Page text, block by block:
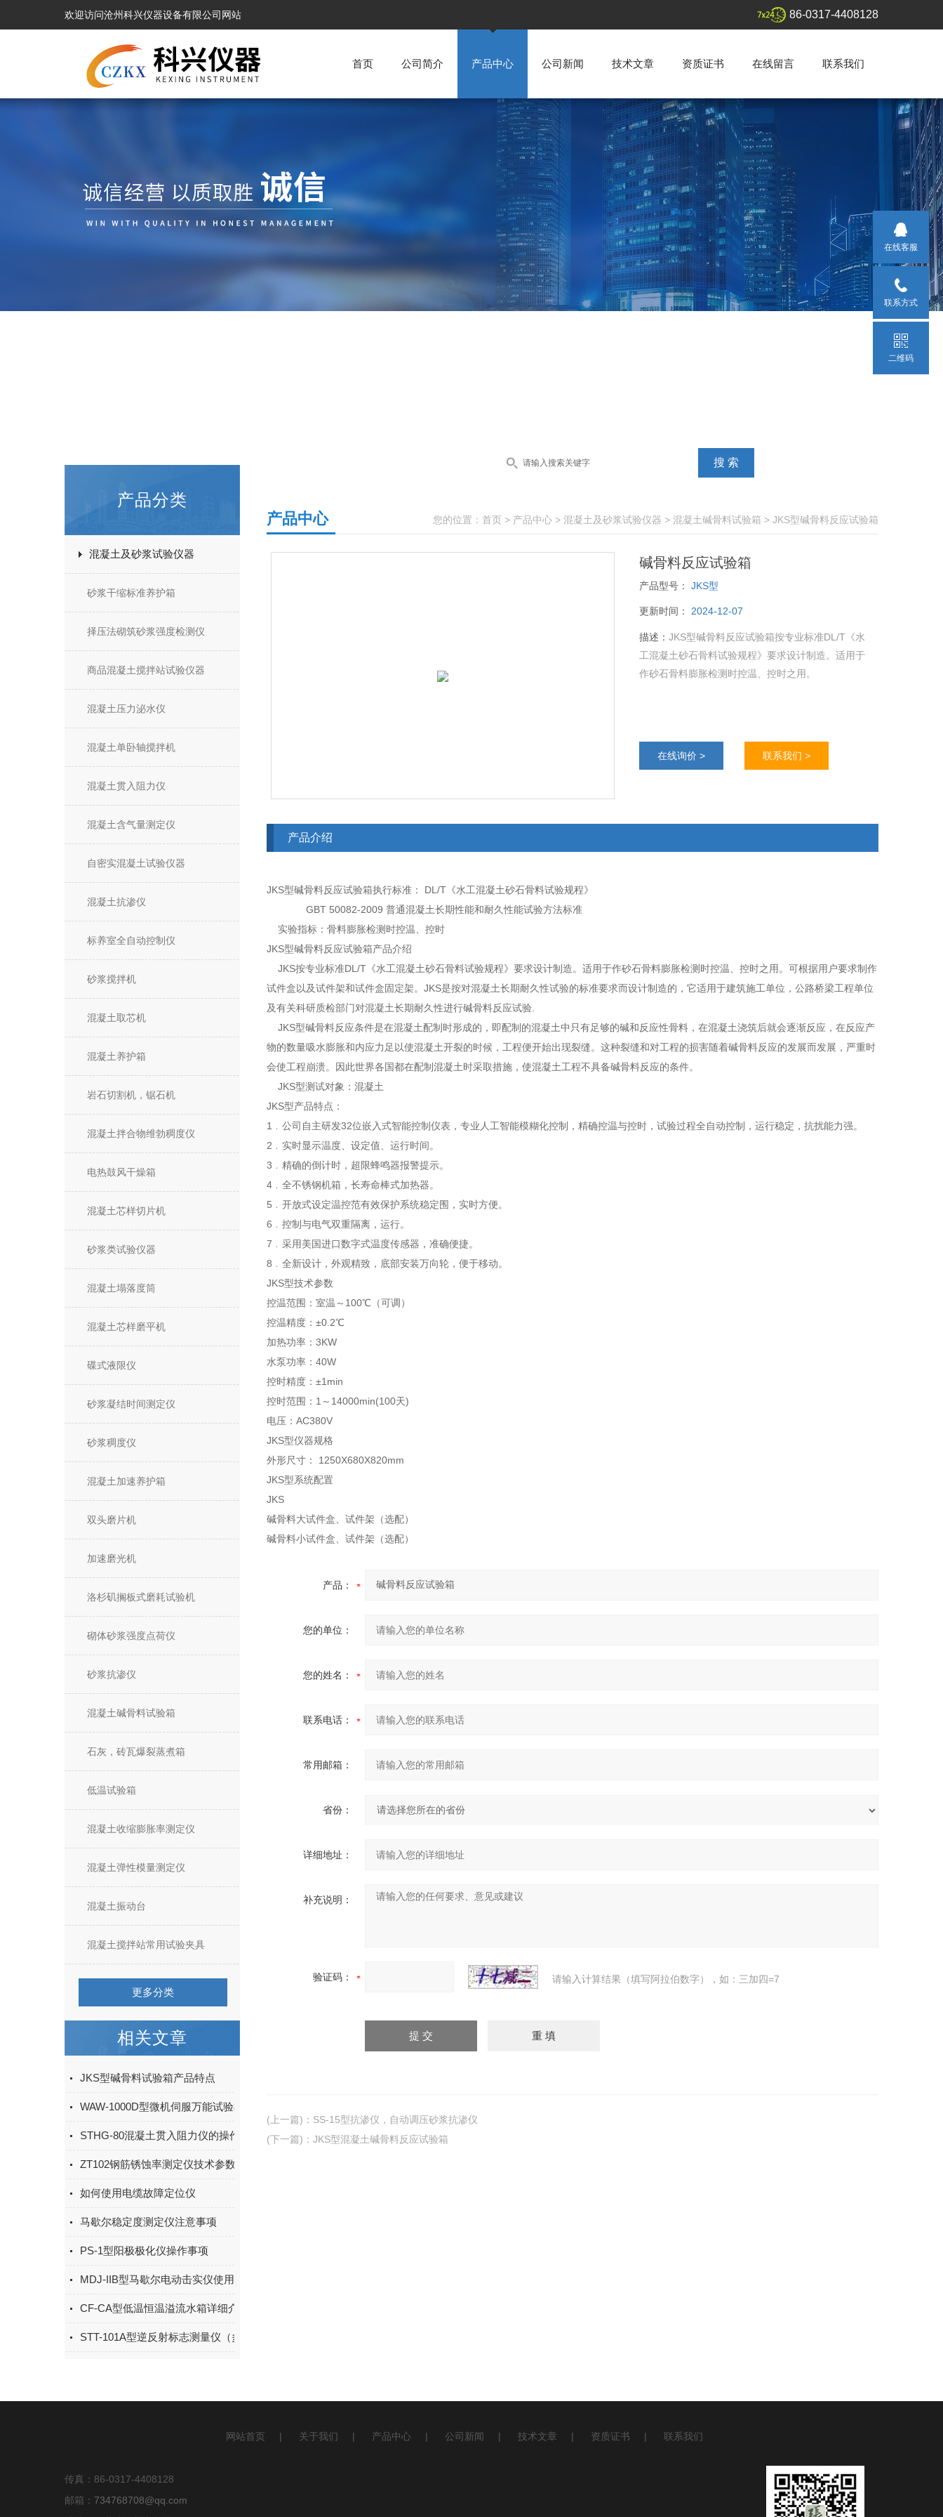
欢迎访问沧州科兴仪器设备有限公司网站 86-0317-4408128
首页 公司简介 产品中心 公司新闻 技术文章 资质证书 在线留言 联系我们
产品分类
混凝土及砂浆试验仪器
砂浆干缩标准养护箱
择压法砌筑砂浆强度检测仪
商品混凝土搅拌站试验仪器
混凝土压力泌水仪
混凝土单卧轴搅拌机
混凝土贯入阻力仪
混凝土含气量测定仪
自密实混凝土试验仪器
混凝土抗渗仪
标养室全自动控制仪
砂浆搅拌机
混凝土取芯机
混凝土养护箱
岩石切割机，锯石机
混凝土拌合物维勃稠度仪
电热鼓风干燥箱
混凝土芯样切片机
砂浆类试验仪器
混凝土塌落度筒
混凝土芯样磨平机
碟式液限仪
砂浆凝结时间测定仪
砂浆稠度仪
混凝土加速养护箱
双头磨片机
加速磨光机
洛杉矶搁板式磨耗试验机
砌体砂浆强度点荷仪
砂浆抗渗仪
混凝土碱骨料试验箱
石灰，砖瓦爆裂蒸煮箱
低温试验箱
混凝土收缩膨胀率测定仪
混凝土弹性模量测定仪
混凝土振动台
混凝土搅拌站常用试验夹具
更多分类
相关文章
JKS型碱骨料试验箱产品特点
WAW-1000D型微机伺服万能试验机安全操作规程
STHG-80混凝土贯入阻力仪的操作规程及保养
ZT102钢筋锈蚀率测定仪技术参数
如何使用电缆故障定位仪
马歇尔稳定度测定仪注意事项
PS-1型阳极极化仪操作事项
MDJ-IIB型马歇尔电动击实仪使用说明书
CF-CA型低温恒温溢流水箱详细介绍
STT-101A型逆反射标志测量仪（多角度）介绍
您的位置： 首页 > 产品中心 > 混凝土及砂浆试验仪器 > 混凝土碱骨料试验箱 > JKS型碱骨料反应试验箱
产品中心
碱骨料反应试验箱
产品型号： JKS型
更新时间： 2024-12-07
描述： JKS型碱骨料反应试验箱按专业标准DL/T《水
工混凝土砂石骨料试验规程》要求设计制造。适用于
作砂石骨料膨胀检测时控温、控时之用。
在线询价 > 联系我们 >
产品介绍
JKS型碱骨料反应试验箱执行标准： DL/T《水工混凝土砂石骨料试验规程》
GBT 50082-2009 普通混凝土长期性能和耐久性能试验方法标准
实验指标：骨料膨胀检测时控温、控时
JKS型碱骨料反应试验箱产品介绍
JKS按专业标准DL/T《水工混凝土砂石骨料试验规程》要求设计制造。适用于作砂石骨料膨胀检测时控温、控时之用。可根据用户要求制作
试件盒以及试件架和试件盒固定架。JKS是按对混凝土长期耐久性试验的标准要求而设计制造的，它适用于建筑施工单位，公路桥梁工程单位
及有关科研质检部门对混凝土长期耐久性进行碱骨料反应试验.
JKS型碱骨料反应条件是在混凝土配制时形成的，即配制的混凝土中只有足够的碱和反应性骨料，在混凝土浇筑后就会逐渐反应，在反应产
物的数量吸水膨胀和内应力足以使混凝土开裂的时候，工程便开始出现裂缝。这种裂缝和对工程的损害随着碱骨料反应的发展而发展，严重时
会使工程崩溃。因此世界各国都在配制混凝土时采取措施，使混凝土工程不具备碱骨料反应的条件。
JKS型测试对象：混凝土
JKS型产品特点：
1﹒公司自主研发32位嵌入式智能控制仪表，专业人工智能模糊化控制，精确控温与控时，试验过程全自动控制，运行稳定，抗扰能力强。
2﹒实时显示温度、设定值、运行时间。
3﹒精确的倒计时，超限蜂鸣器报警提示。
4﹒全不锈钢机箱，长寿命棒式加热器。
5﹒开放式设定温控范有效保护系统稳定围，实时方便。
6﹒控制与电气双重隔离，运行。
7﹒采用美国进口数字式温度传感器，准确便捷。
8﹒全新设计，外观精致，底部安装万向轮，便于移动。
JKS型技术参数
控温范围：室温～100℃（可调）
控温精度：±0.2℃
加热功率：3KW
水泵功率：40W
控时精度：±1min
控时范围：1～14000min(100天)
电压：AC380V
JKS型仪器规格
外形尺寸： 1250X680X820mm
JKS型系统配置
JKS
碱骨料大试件盒、试件架（选配）
碱骨料小试件盒、试件架（选配）
产品：
您的单位：
您的姓名：
联系电话：
常用邮箱：
省份：
详细地址：
补充说明：
验证码： 请输入计算结果（填写阿拉伯数字），如：三加四=7
(上一篇) ： SS-15型抗渗仪，自动调压砂浆抗渗仪
(下一篇) ： JKS型混凝土碱骨料反应试验箱
网站首页 | 关于我们 | 产品中心 | 公司新闻 | 技术文章 | 资质证书 | 联系我们
传真：86-0317-4408128
邮箱： 734768708@qq.com
在线客服
联系方式
二维码